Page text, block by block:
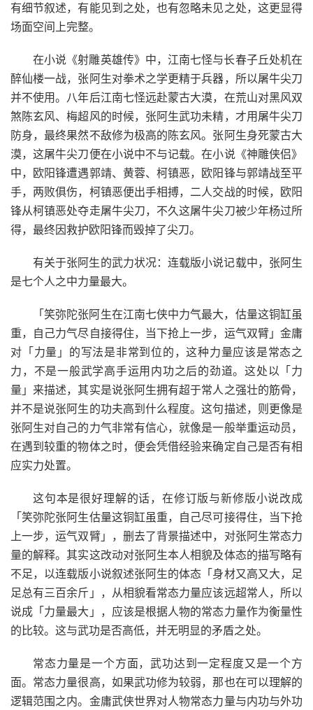
有细节叙述，有能见到之处，也有忽略未见之处，这更显得
场面空间上完整。
在小说《射雕英雄传》中，江南七怪与长春子丘处机在
醉仙楼一战，张阿生对拳术之学更精于兵器，所以屠牛尖刀
并不使用。八年后江南七怪远赴蒙古大漠，在荒山对黑风双
煞陈玄风、梅超风的时候，张阿生武功未精，才用屠牛尖刀
防身，最终果然不敌修为极高的陈玄风。张阿生身死蒙古大
漠，这屠牛尖刀便在小说中不与记载。在小说《神雕侠侣》
中，欧阳锋遭遇郭靖、黄蓉、柯镇恶，欧阳锋与郭靖战至平
手，两败俱伤，柯镇恶便出手相搏，二人交战的时候，欧阳
锋从柯镇恶处夺走屠牛尖刀，不久这屠牛尖刀被少年杨过所
得，最终因救护欧阳锋而毁掉了尖刀。
有关于张阿生的武力状况：连载版小说记载中，张阿生
是七个人之中力量最大。
「笑弥陀张阿生在江南七侠中力气最大，估量这铜缸虽
重，自己力气尽自接得住，当下抢上一步，运气双臂」金庸
对「力量」的写法是非常到位的，这种力量应该是常态之
力，不是一般武学高手运用内功之后的劲道。这处以「力
量」来描述，其实是说张阿生拥有超于常人之强壮的筋骨，
并不是说张阿生的功夫高到什么程度。这句描述，则更像是
张阿生对自己的力气非常有信心，就像是一般举重运动员，
在遇到较重的物体之时，便会凭借经验来确定自己是否有相
应实力处置。
这句本是很好理解的话，在修订版与新修版小说改成
「笑弥陀张阿生估量这铜缸虽重，自己尽可接得住，当下抢
上一步，运气双臂」，删去了背景描述中，对张阿生常态力
量的解释。其实这改动对张阿生本人相貌及体态的描写略有
不足，以连载版小说叙述张阿生的体态「身材又高又大，足
足总有三百余斤」，从相貌看常态力量应该远超常人，所以
说成「力量最大」，应该是根据人物的常态力量作为衡量性
的比较。这与武功是否高低，并无明显的矛盾之处。
常态力量是一个方面，武功达到一定程度又是一个方
面。常态力量很高，如果武功修为较弱，那也在可以理解的
逻辑范围之内。金庸武侠世界对人物常态力量与内功与外功